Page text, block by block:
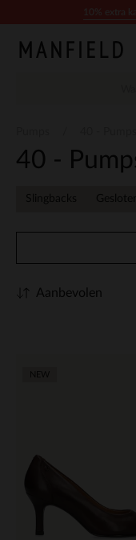
40 -
Slingbacks
Aanbevolen